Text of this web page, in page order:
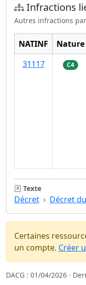
Infractions
Autres infractions
NATINF Nature
31117
C4
Texte
Décret Décret
Certaines
un compte. Créer
DACG : 01/04/2026 ·